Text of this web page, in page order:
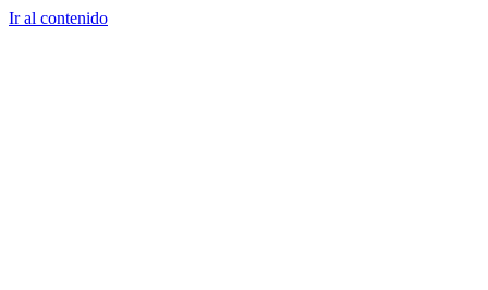
Ir al contenido